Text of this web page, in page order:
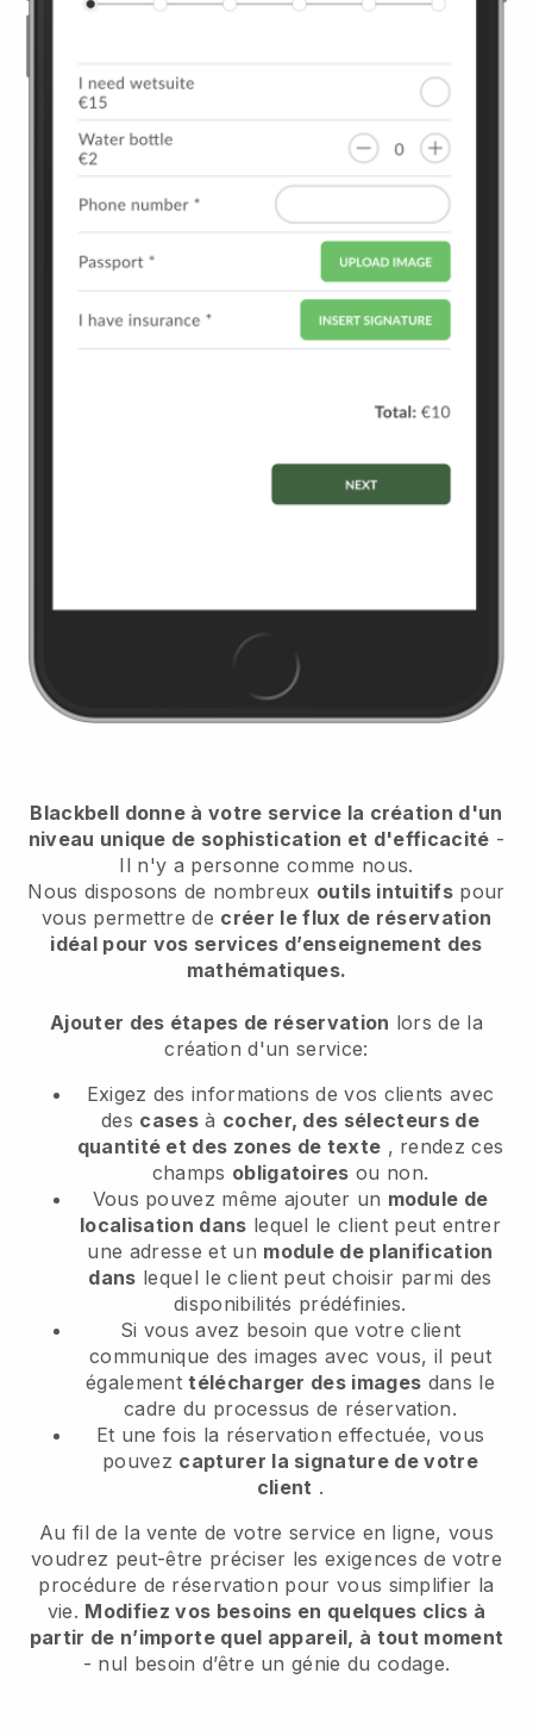
Blackbell donne à votre service la création d'un
niveau unique de sophistication et d'efficacité -
Il n'y a personne comme nous.
Nous disposons de nombreux outils intuitifs pour
vous permettre de créer le flux de réservation
idéal pour vos services d’enseignement des
mathématiques.
Ajouter des étapes de réservation lors de la
création d'un service:
Exigez des informations de vos clients avec
des casesà cocher, des sélecteurs de
quantité et des zones de texte , rendez ces
champs obligatoires ou non.
Vous pouvez même ajouter un module de
localisation dans lequel le client peut entrer
une adresse et un module de planification
dans lequel le client peut choisir parmi des
disponibilités prédéfinies.
Si vous avez besoin que votre client
communique des images avec vous, il peut
égalementtélécharger des images dans le
cadre du processus de réservation.
Et une fois la réservation effectuée, vous
pouvez capturer la signature de votre
client .
Au fil de la vente de votre service en ligne, vous
voudrez peut-être préciser les exigences de votre
procédure de réservation pour vous simplifier la
vie. Modifiez vos besoins en quelques clics à
partir de n’importe quel appareil, à tout moment
- nul besoin d’être un génie du codage.